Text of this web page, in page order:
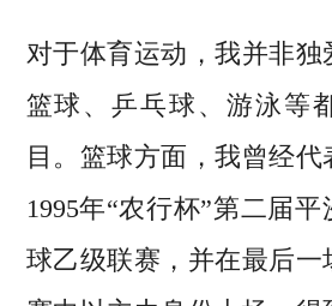
对于体育运动，我并非独
篮球、乒乓球、游泳等
目。篮球方面，我曾经
1995年“农行杯”第二届
球乙级联赛，并在最后一